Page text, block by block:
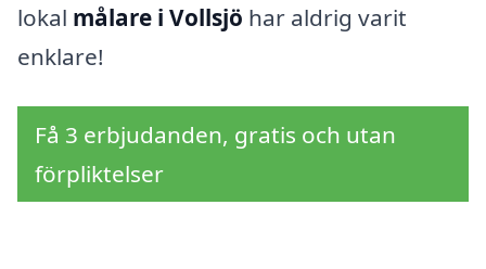
lokal målare i Vollsjö har aldrig varit
enklare!
Få 3 erbjudanden, gratis och utan
förpliktelser